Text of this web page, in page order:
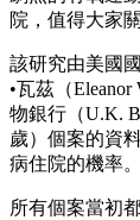
院，值得大家關
該研究由美國
•瓦茲（
物銀行（U.K.
歲）個案的資
病住院的機率。
所有個案當初